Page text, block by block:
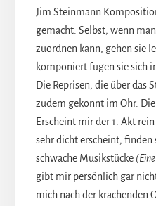
Jim Steinmann
gemacht. Selbst, wenn
zuordnen kann, gehen sie
komponiert fügen sie sich
Die Reprisen, die über das
zudem gekonnt im Ohr.
Erscheint mir der 1. Akt
sehr dicht erscheint,
schwache Musikstücke
gibt mir persönlich gar
mich nach der krachenden